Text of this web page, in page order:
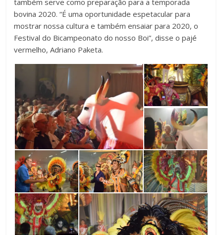
bovina 2020. “É uma oportunidade espetacular para
mostrar nossa cultura e também ensaiar para 2020, o
Festival do Bicampeonato do nosso Boi”, disse o pajé
vermelho, Adriano Paketa.